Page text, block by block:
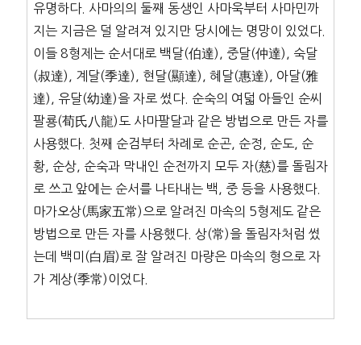
유명하다. 사마의의 둘째 동생인 사마욱부터 사마민까
지는 지금은 덜 알려져 있지만 당시에는 명망이 있었다.
이들 8형제는 순서대로 백달(伯達), 중달(仲達), 숙달
(叔達), 계달(季達), 현달(顯達), 혜달(惠達), 아달(雅
達), 유달(幼達)을 자로 썼다. 순숙의 여덟 아들인 순씨
팔룡(荀氏八龍)도 사마팔달과 같은 방법으로 만든 자를
사용했다. 첫째 순검부터 차례로 순곤, 순정, 순도, 순
황, 순상, 순숙과 막내인 순전까지 모두 자(慈)를 돌림자
로 쓰고 앞에는 순서를 나타내는 백, 중 등을 사용했다.
마가오상(馬家五常)으로 알려진 마속의 5형제도 같은
방법으로 만든 자를 사용했다. 상(常)을 돌림자처럼 썼
는데 백미(白眉)로 잘 알려진 마량은 마속의 형으로 자
가 계상(季常)이었다.